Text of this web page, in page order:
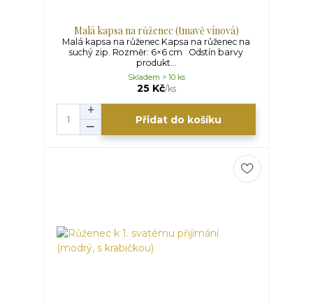
Malá kapsa na růženec (tmavě vínová)
Malá kapsa na růženec Kapsa na růženec na
suchý zip. Rozměr: 6×6 cm Odstín barvy
produkt...
25 Kč/ks
Skladem > 10 ks
Přidat do košíku